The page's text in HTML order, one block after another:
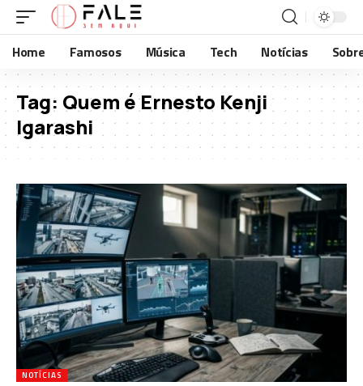
Home Famosos Música Tech Notícias
Tag: Quem é Ernesto Kenji
Igarashi
NOTÍCIAS